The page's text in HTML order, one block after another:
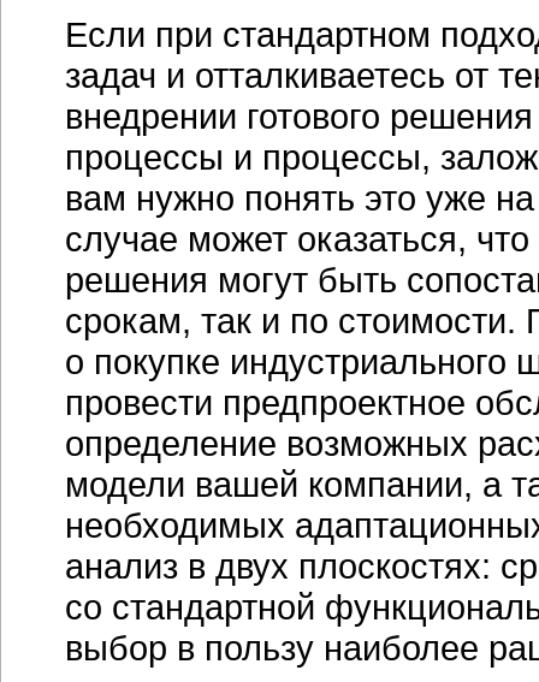
Если при стандартном
задач и отталкиваетесь от
внедрении готового
процессы и процессы,
вам нужно понять это уже
случае может оказаться,
решения могут быть
срокам, так и по
о покупке
провести предпроектное
определение возможных
модели вашей компании, а
необходимых
анализ в двух плоскостях:
со стандартной
выбор в пользу наиболее